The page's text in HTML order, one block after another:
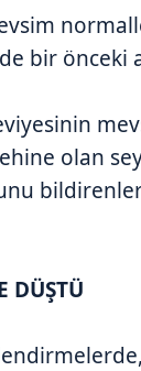
bir önceki
olan
DÜŞTÜ